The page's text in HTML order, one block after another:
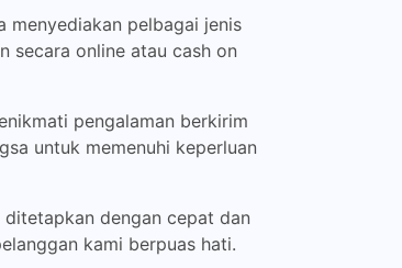
menyediakan pelbagai jenis
secara online atau cash on
pengalaman berkirim
untuk memenuhi keperluan
dengan cepat dan
kami berpuas hati.